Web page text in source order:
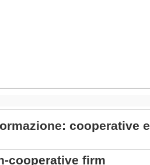
cooperative e
cooperative firm